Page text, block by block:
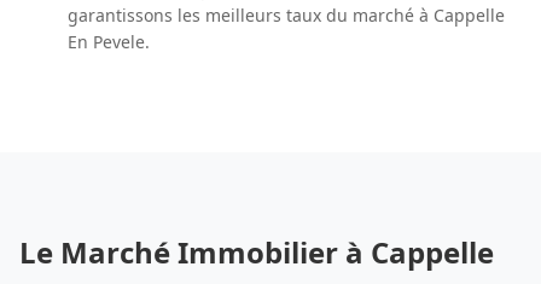
garantissons les meilleurs taux du marché à Cappelle
En Pevele.
Le Marché Immobilier à Cappelle